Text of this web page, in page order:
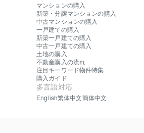
マンションの購入
新築・分譲マンションの購入
中古マンションの購入
一戸建ての購入
新築一戸建ての購入
中古一戸建ての購入
土地の購入
不動産購入の流れ
注目キーワード物件特集
購入ガイド
多言語対応
English繁体中文簡体中文